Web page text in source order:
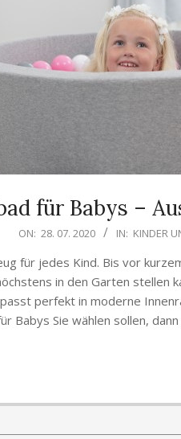
für Babys –
ON: 28. 07. 2020 IN: KINDER
für jedes Kind. Bis vor
in den Garten stellen
perfekt in moderne
Babys Sie wählen sollen,